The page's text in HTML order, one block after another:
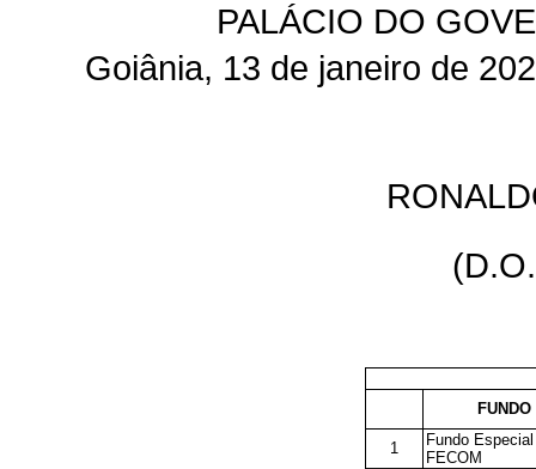
PALÁCIO DO
Goiânia, 13 de janeiro de
1
Fundo
FECOM